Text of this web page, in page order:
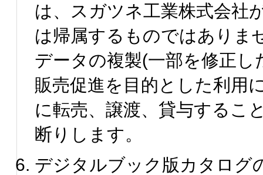
は、スガツネ工業株式会社
は帰属するものではありま
データの複製(一部を修正
販売促進を目的とした利用
に転売、譲渡、貸与するこ
断りします。
デジタルブック版カタログ